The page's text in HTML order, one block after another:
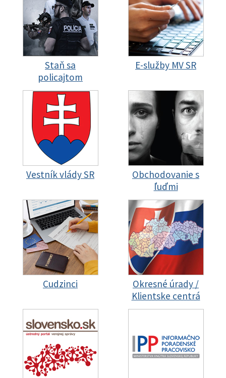
Staň sa
policajtom
E-služby MV SR
Vestník vlády SR
Obchodovanie s
ľuďmi
Cudzinci
Okresné úrady /
Klientske centrá